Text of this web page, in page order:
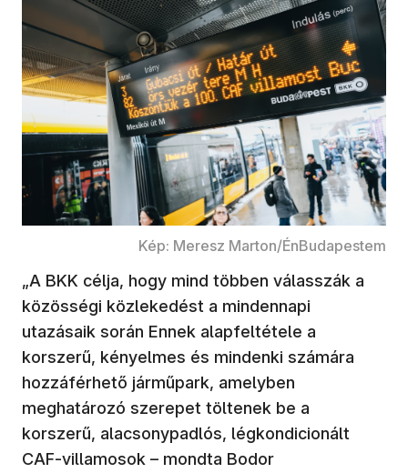
Kép: Meresz Marton/ÉnBudapestem
„A BKK célja, hogy mind többen válasszák a
közösségi közlekedést a mindennapi
utazásaik során Ennek alapfeltétele a
korszerű, kényelmes és mindenki számára
hozzáférhető járműpark, amelyben
meghatározó szerepet töltenek be a
korszerű, alacsonypadlós, légkondicionált
CAF-villamosok – mondta Bodor